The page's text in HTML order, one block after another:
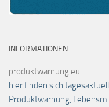
INFORMATIONEN
produktwarnung.eu
hier finden sich
Produktwarnung,